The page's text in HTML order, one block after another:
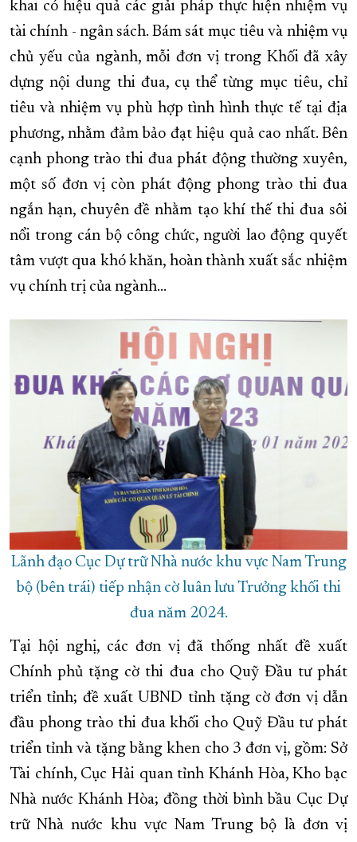
khai có hiệu quả các giải pháp thực hiện nhiệm vụ
tài chính - ngân sách. Bám sát mục tiêu và nhiệm vụ
chủ yếu của ngành, mỗi đơn vị trong Khối đã xây
dựng nội dung thi đua, cụ thể từng mục tiêu, chỉ
tiêu và nhiệm vụ phù hợp tình hình thực tế tại địa
phương, nhằm đảm bảo đạt hiệu quả cao nhất. Bên
cạnh phong trào thi đua phát động thường xuyên,
một số đơn vị còn phát động phong trào thi đua
ngắn hạn, chuyên đề nhằm tạo khí thế thi đua sôi
nổi trong cán bộ công chức, người lao động quyết
tâm vượt qua khó khăn, hoàn thành xuất sắc nhiệm
vụ chính trị của ngành...
Lãnh đạo Cục Dự trữ Nhà nước khu vực Nam Trung
bộ (bên trái) tiếp nhận cờ luân lưu Trưởng khối thi
đua năm 2024.
Tại hội nghị, các đơn vị đã thống nhất đề xuất
Chính phủ tặng cờ thi đua cho Quỹ Đầu tư phát
triển tỉnh; đề xuất UBND tỉnh tặng cờ đơn vị dẫn
đầu phong trào thi đua khối cho Quỹ Đầu tư phát
triển tỉnh và tặng bằng khen cho 3 đơn vị, gồm: Sở
Tài chính, Cục Hải quan tỉnh Khánh Hòa, Kho bạc
Nhà nước Khánh Hòa; đồng thời bình bầu Cục Dự
trữ Nhà nước khu vực Nam Trung bộ là đơn vị